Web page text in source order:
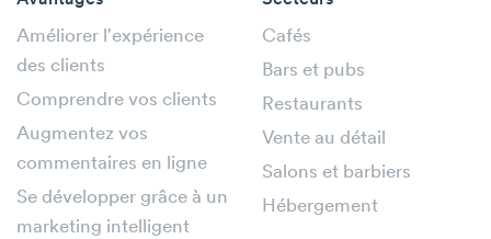
Améliorer l'expérience
des clients
Comprendre vos clients
Augmentez vos
commentaires en ligne
Se développer grâce à un
marketing intelligent
Cafés
Bars et pubs
Restaurants
Vente au détail
Salons et barbiers
Hébergement